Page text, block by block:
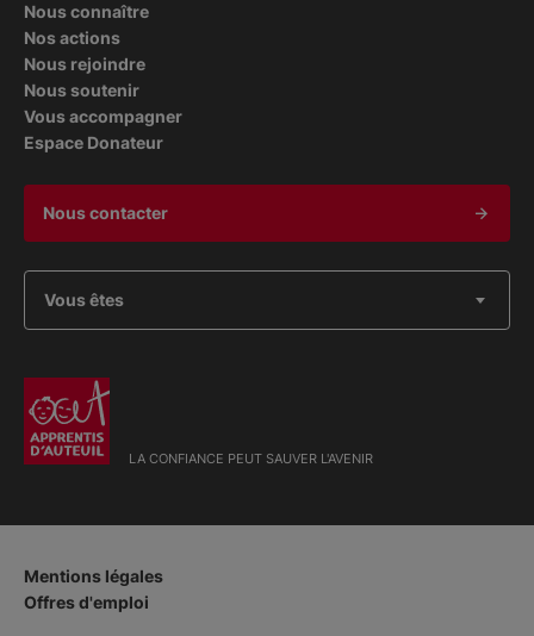
Nous connaître
Nos actions
Nous rejoindre
Nous soutenir
Vous accompagner
Espace Donateur
Nous contacter
Vous êtes
LA CONFIANCE PEUT SAUVER L'AVENIR
Mentions légales
Offres d'emploi